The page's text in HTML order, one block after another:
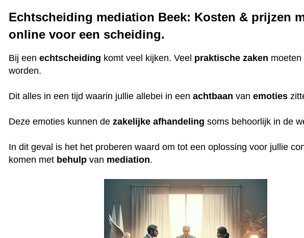
Echtscheiding mediation Beek: Kosten & prijzen
online voor een scheiding.
Bij eenechtscheiding komt veel kijken. Veel praktische zaken moeten
worden.
Dit alles in een tijd waarin jullie allebei in eenachtbaan vanemoties
Deze emoties kunnen dezakelijke afhandeling soms behoorlijk in de
In dit geval is het het proberen waard om tot een oplossing voor jullie
komen met behulp van mediation.